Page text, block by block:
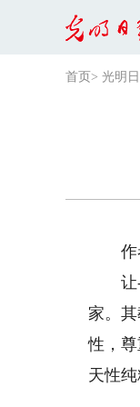
首页 > 光明
作者
让-
家。
性，
天性